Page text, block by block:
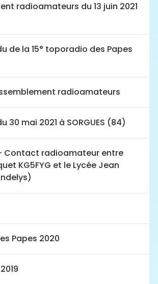
radioamateurs du 13 juin 2021
de la 15° toporadio des Papes
radioamateurs
30 mai 2021 à SORGUES (84)
Contact radioamateur entre
KG5FYG et le Lycée Jean
Papes 2020